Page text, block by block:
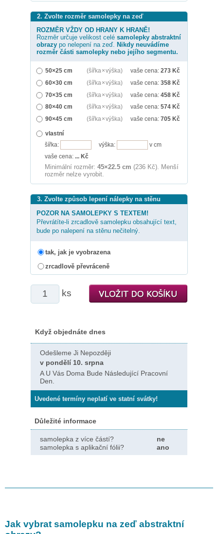
2. Zvolte rozměr samolepky na zeď
ROZMĚR VŽDY OD HRANY K HRANĚ!
Rozměr určuje velikost celé samolepky abstraktní
obrazy po nelepení na zeď. Nikdy neuvádíme
rozměr části samolepky nebo jejího segmentu.
50×25 cm (šířka × výška) vaše cena: 273 Kč
60×30 cm
(šířka × výška) vaše cena: 358 Kč
70×35 cm
(šířka × výška) vaše cena: 458 Kč
80×40 cm
(šířka × výška) vaše cena: 574 Kč
90×45 cm
(šířka × výška) vaše cena: 705 Kč
vlastní
šířka:
výška:
v cm
vaše cena: ... Kč
Minimální rozměr: 45×22.5 cm (236 Kč). Menší
rozměr nelze vyrobit.
3. Zvolte způsob lepení nálepky na stěnu
POZOR NA SAMOLEPKY S TEXTEM!
Převrátíte-li zrcadlově samolepku obsahující text,
bude po nalepení na stěnu nečitelný.
tak, jak je vyobrazena
zrcadlově převráceně
ks
Když objednáte dnes
Odešleme Ji Nepozději
v pondělí 10. srpna
A U Vás Doma Bude Následující Pracovní
Den.
Uvedené termíny neplatí ve statní svátky!
Důležité informace
samolepka z více částí?
ne
samolepka s aplikační fólii?
ano
Jak vybrat samolepku na zeď abstraktní